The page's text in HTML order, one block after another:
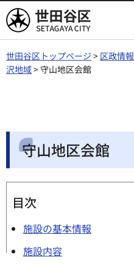
世田谷区
世田谷区トップページ > 区政情報
沢地域> 守山地区会館
守山地区会館
目次
施設の基本情報
施設内容